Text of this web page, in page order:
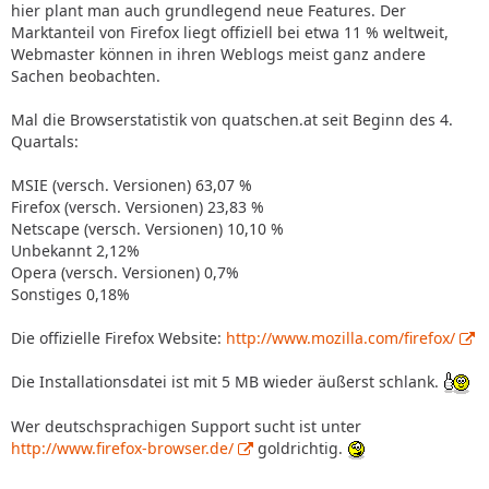
neues gibt - bisher musste man jedesmal den ganzen
Browser neu installieren.
So könnte das Motto zu Version 1.5 wohl auch "kleine
Firefox Webseiten darstellt ("Browser-Tabs", daher der
Begriff "tabbed browsing"), lassen sich nun mit der Maus
Eine Verbesserung der Barrierefreiheit soll Sehbehinderten
und Blinden die Nutzung erleichtern. Verbesserte
Sicherheits-Features sollen Spyware und Viren das Leben
erschweren. Umstellungen in den Menüs sollen
Unklarheiten beseitigen und die Bedienung vereinfachen.
Das wohl meistbeachtete Detail dürften hier wohl die
verbesserten Datenschutz-Funktionen darstellen. Firefox
bietet dafür jetzt einen klickbaren Einzelmenüpunkt an oder
aber eine Tastenfolge (Shift+Strg+Entf). Mit einem Klick
löscht man sodann die Browser-History, alle gespeicherten
Formularangaben sowie den Cache des Browsers.
Den Haken zur Löschung von Cookies muss man allerdings
hier plant man auch grundlegend neue Features. Der
Marktanteil von Firefox liegt offiziell bei etwa 11 % weltweit,
Webmaster können in ihren Weblogs meist ganz andere
Sachen beobachten.
Mal die Browserstatistik von quatschen.at seit Beginn des 4.
Quartals:
MSIE (versch. Versionen) 63,07 %
Firefox (versch. Versionen) 23,83 %
Netscape (versch. Versionen) 10,10 %
Unbekannt 2,12%
Opera (versch. Versionen) 0,7%
Sonstiges 0,18%
Die offizielle Firefox Website: http://www.mozilla.com/firefox/
Die Installationsdatei ist mit 5 MB wieder äußerst schlank.
Wer deutschsprachigen Support sucht ist unter
http://www.firefox-browser.de/
goldrichtig.